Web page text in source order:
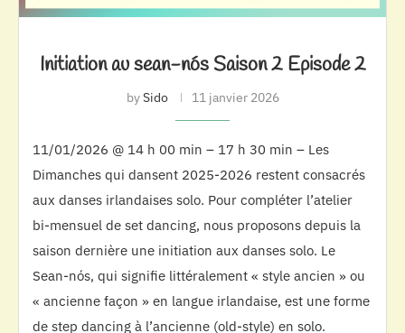
Initiation au sean-nós Saison 2 Episode 2
bySido 11 janvier 2026
11/01/2026 @ 14 h 00 min – 17 h 30 min – Les
Dimanches qui dansent 2025-2026 restent consacrés
aux danses irlandaises solo. Pour compléter l’atelier
bi-mensuel de set dancing, nous proposons depuis la
saison dernière une initiation aux danses solo. Le
Sean-nós, qui signifie littéralement « style ancien » ou
« ancienne façon » en langue irlandaise, est une forme
de step dancing à l’ancienne (old-style) en solo.